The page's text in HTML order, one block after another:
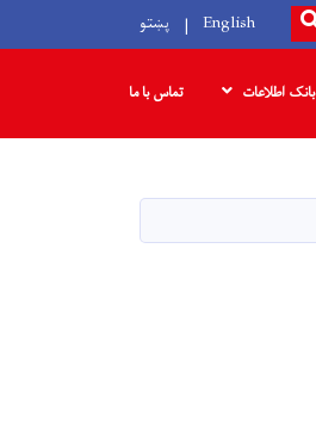
SEARCH
English پښتو
بانک‌ اطلاعات تماس با ما